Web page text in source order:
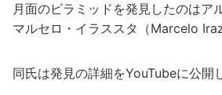
月面のピラミッドを発見したのはア
マルセロ・イラススタ（Marcelo
同氏は発見の詳細をYouTubeに公開